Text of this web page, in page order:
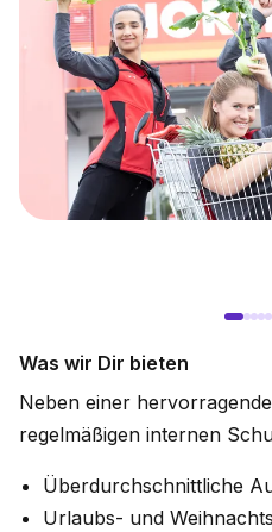
Was wir Dir bieten
Neben einer
regelmäßigen internen
Überdurchschnittliche
Urlaubs- und